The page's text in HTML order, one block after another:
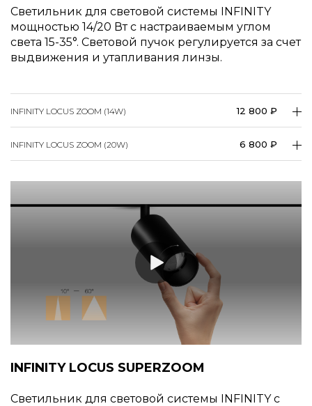
Светильник для световой системы INFINITY
мощностью 14/20 Вт с настраиваемым углом
света 15-35­°. Световой пучок регулируется за счет
выдвижения и утапливания линзы.
INFINITY LOCUS ZOOM (14W) 12 800 ₽
INFINITY LOCUS ZOOM (20W) 6 800 ₽
INFINITY LOCUS SUPERZOOM
Светильник для световой системы INFINITY c